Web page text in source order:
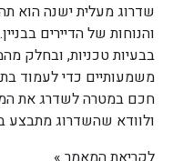
שדרוג מעלית ישנה הוא
והנוחות של הדיירים
בבעיות טכניות, ובחלק
משמעותיים כדי לעמוד
חכם במטרה לשדרג את
ולוודא שהשדרוג מתבצע